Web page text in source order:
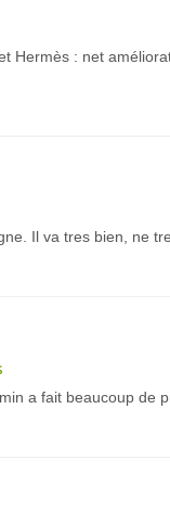
Hermès : net
Il va tres bien, ne
a fait beaucoup de